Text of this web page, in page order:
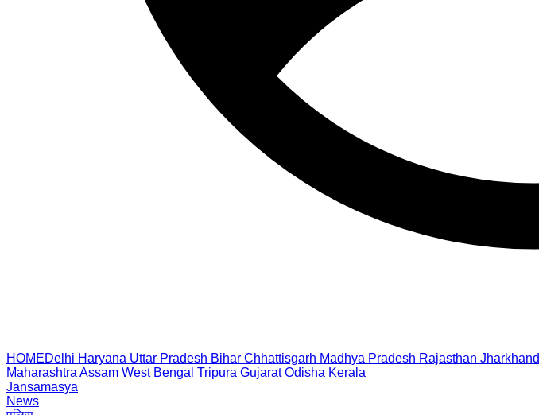
HOMEDelhi Haryana Uttar Pradesh Bihar Chhattisgarh Madhya Pradesh Rajasthan Jharkhand
Maharashtra Assam West Bengal Tripura Gujarat Odisha Kerala
Jansamasya
News